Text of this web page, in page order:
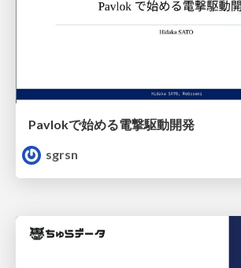
Pavlokで始める電撃駆動開発
sgrsn